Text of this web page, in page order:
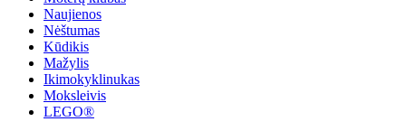
Naujienos
Nėštumas
Kūdikis
Mažylis
Ikimokyklinukas
Moksleivis
LEGO®